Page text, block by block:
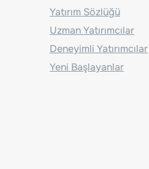
Yatırım Sözlüğü
Uzman Yatırımcılar
Deneyimli Yatırımcılar
Yeni Başlayanlar